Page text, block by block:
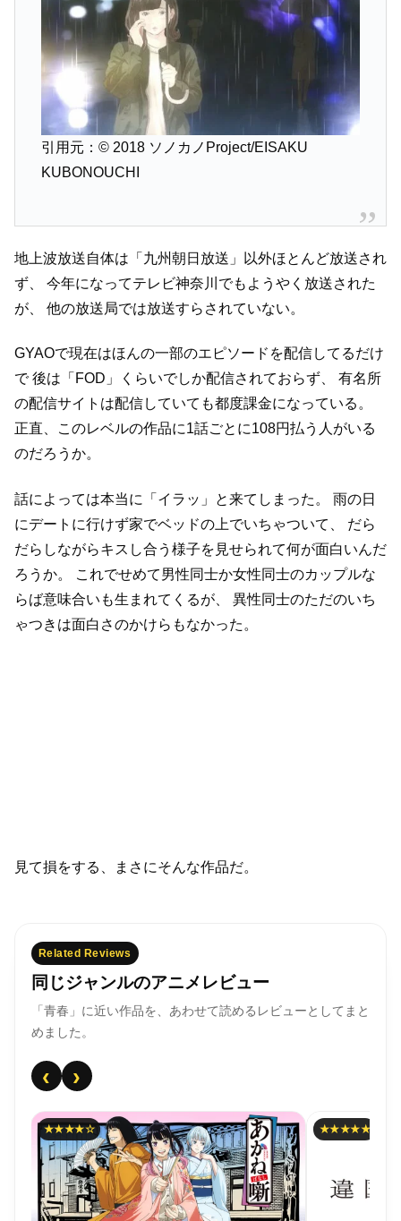
引用元：© 2018 ソノカノProject/EISAKU
KUBONOUCHI
地上波放送自体は「九州朝日放送」以外ほとんど放送され
ず、
今年になってテレビ神奈川でもようやく放送された
が、
他の放送局では放送すらされていない。
GYAOで現在はほんの一部のエピソードを配信してるだけ
で後は「FOD」くらいでしか配信されておらず、
有名所
の配信サイトは配信していても都度課金になっている。
正直、このレベルの作品に1話ごとに108円払う人がいる
のだろうか。
話によっては本当に「イラッ」と来てしまった。
雨の日
にデートに行けず家でベッドの上でいちゃついて、
だら
だらしながらキスし合う様子を見せられて何が面白いんだ
ろうか。
これでせめて男性同士か女性同士のカップルな
らば意味合いも生まれてくるが、
異性同士のただのいち
ゃつきは面白さのかけらもなかった。
見て損をする、まさにそんな作品だ。
Related Reviews
同じジャンルのアニメレビュー
「青春」に近い作品を、あわせて読めるレビューとしてまと
めました。
‹ ›
★★★★★ ★☆☆☆☆